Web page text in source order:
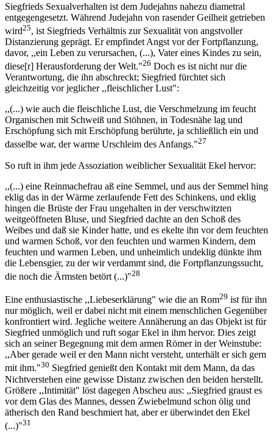
Siegfrieds Sexualverhalten ist dem Judejahns nahezu diametral
entgegengesetzt. Während Judejahn von rasender Geilheit getrieben
wird25, ist Siegfrieds Verhältnis zur Sexualität von angstvoller
Distanzierung geprägt. Er empfindet Angst vor der Fortpflanzung,
davor, ,,ein Leben zu verursachen, (...), Vater eines Kindes zu sein,
diese[r] Herausforderung der Welt."26 Doch es ist nicht nur die
Verantwortung, die ihn abschreckt; Siegfried fürchtet sich
gleichzeitig vor jeglicher ,,fleischlicher Lust":
,,(...) wie auch die fleischliche Lust, die Verschmelzung im feucht
Organischen mit Schweiß und Stöhnen, in Todesnähe lag und
Erschöpfung sich mit Erschöpfung berührte, ja schließlich ein und
dasselbe war, der warme Urschleim des Anfangs."27
So ruft in ihm jede Assoziation weiblicher Sexualität Ekel hervor:
,,(...) eine Reinmachefrau aß eine Semmel, und aus der Semmel hing
eklig das in der Wärme zerlaufende Fett des Schinkens, und eklig
hingen die Brüste der Frau ungehalten in der verschwitzten
weitgeöffneten Bluse, und Siegfried dachte an den Schoß des
Weibes und daß sie Kinder hatte, und es ekelte ihn vor dem feuchten
und warmen Schoß, vor den feuchten und warmen Kindern, dem
feuchten und warmen Leben, und unheimlich undeklig dünkte ihm
die Lebensgier, zu der wir verdammt sind, die Fortpflanzungssucht,
die noch die Ärmsten betört (...)"28
Eine enthusiastische ,,Liebeserklärung" wie die an Rom29 ist für ihn
nur möglich, weil er dabei nicht mit einem menschlichen Gegenüber
konfrontiert wird. Jegliche weitere Annäherung an das Objekt ist für
Siegfried unmöglich und ruft sogar Ekel in ihm hervor. Dies zeigt
sich an seiner Begegnung mit dem armen Römer in der Weinstube:
,,Aber gerade weil er den Mann nicht versteht, unterhält er sich gern
mit ihm."30 Siegfried genießt den Kontakt mit dem Mann, da das
Nichtverstehen eine gewisse Distanz zwischen den beiden herstellt.
Größere ,,Intimität" löst dagegen Abscheu aus: ,,Siegfried graust es
vor dem Glas des Mannes, dessen Zwiebelmund schon ölig und
ätherisch den Rand beschmiert hat, aber er überwindet den Ekel
(...)"31